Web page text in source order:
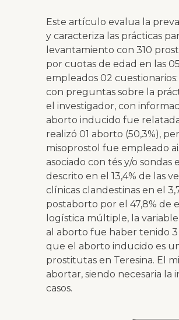
Este artículo evalua la
y caracteriza las prácticas
levantamiento con 310
por cuotas de edad en las
empleados 02
con preguntas sobre la
el investigador, con
aborto inducido fue
realizó 01 aborto (50,3%),
misoprostol fue empleado
asociado con tés y/o sondas
descrito en el 13,4% de las
clínicas clandestinas en el
postaborto por el 47,8% de
logística múltiple, la
al aborto fue haber tenido 3
que el aborto inducido es
prostitutas en Teresina. El
abortar, siendo necesaria la
casos.